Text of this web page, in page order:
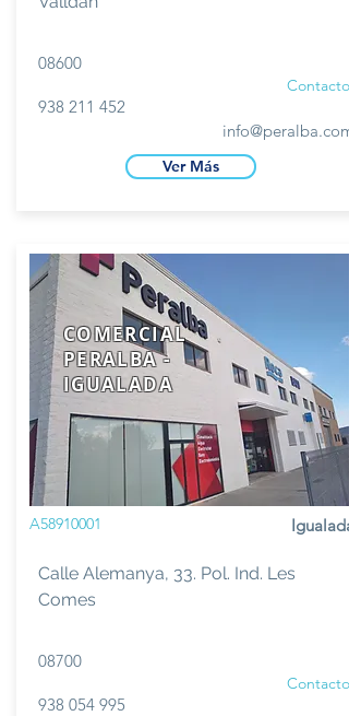
08600
Contacto
938 211 452
info@peralba.com
Ver Más
COMERCIAL
PERALBA -
IGUALADA
A58910001 Igualada
Calle Alemanya, 33. Pol. Ind. Les
Comes
08700
Contacto
938 054 995